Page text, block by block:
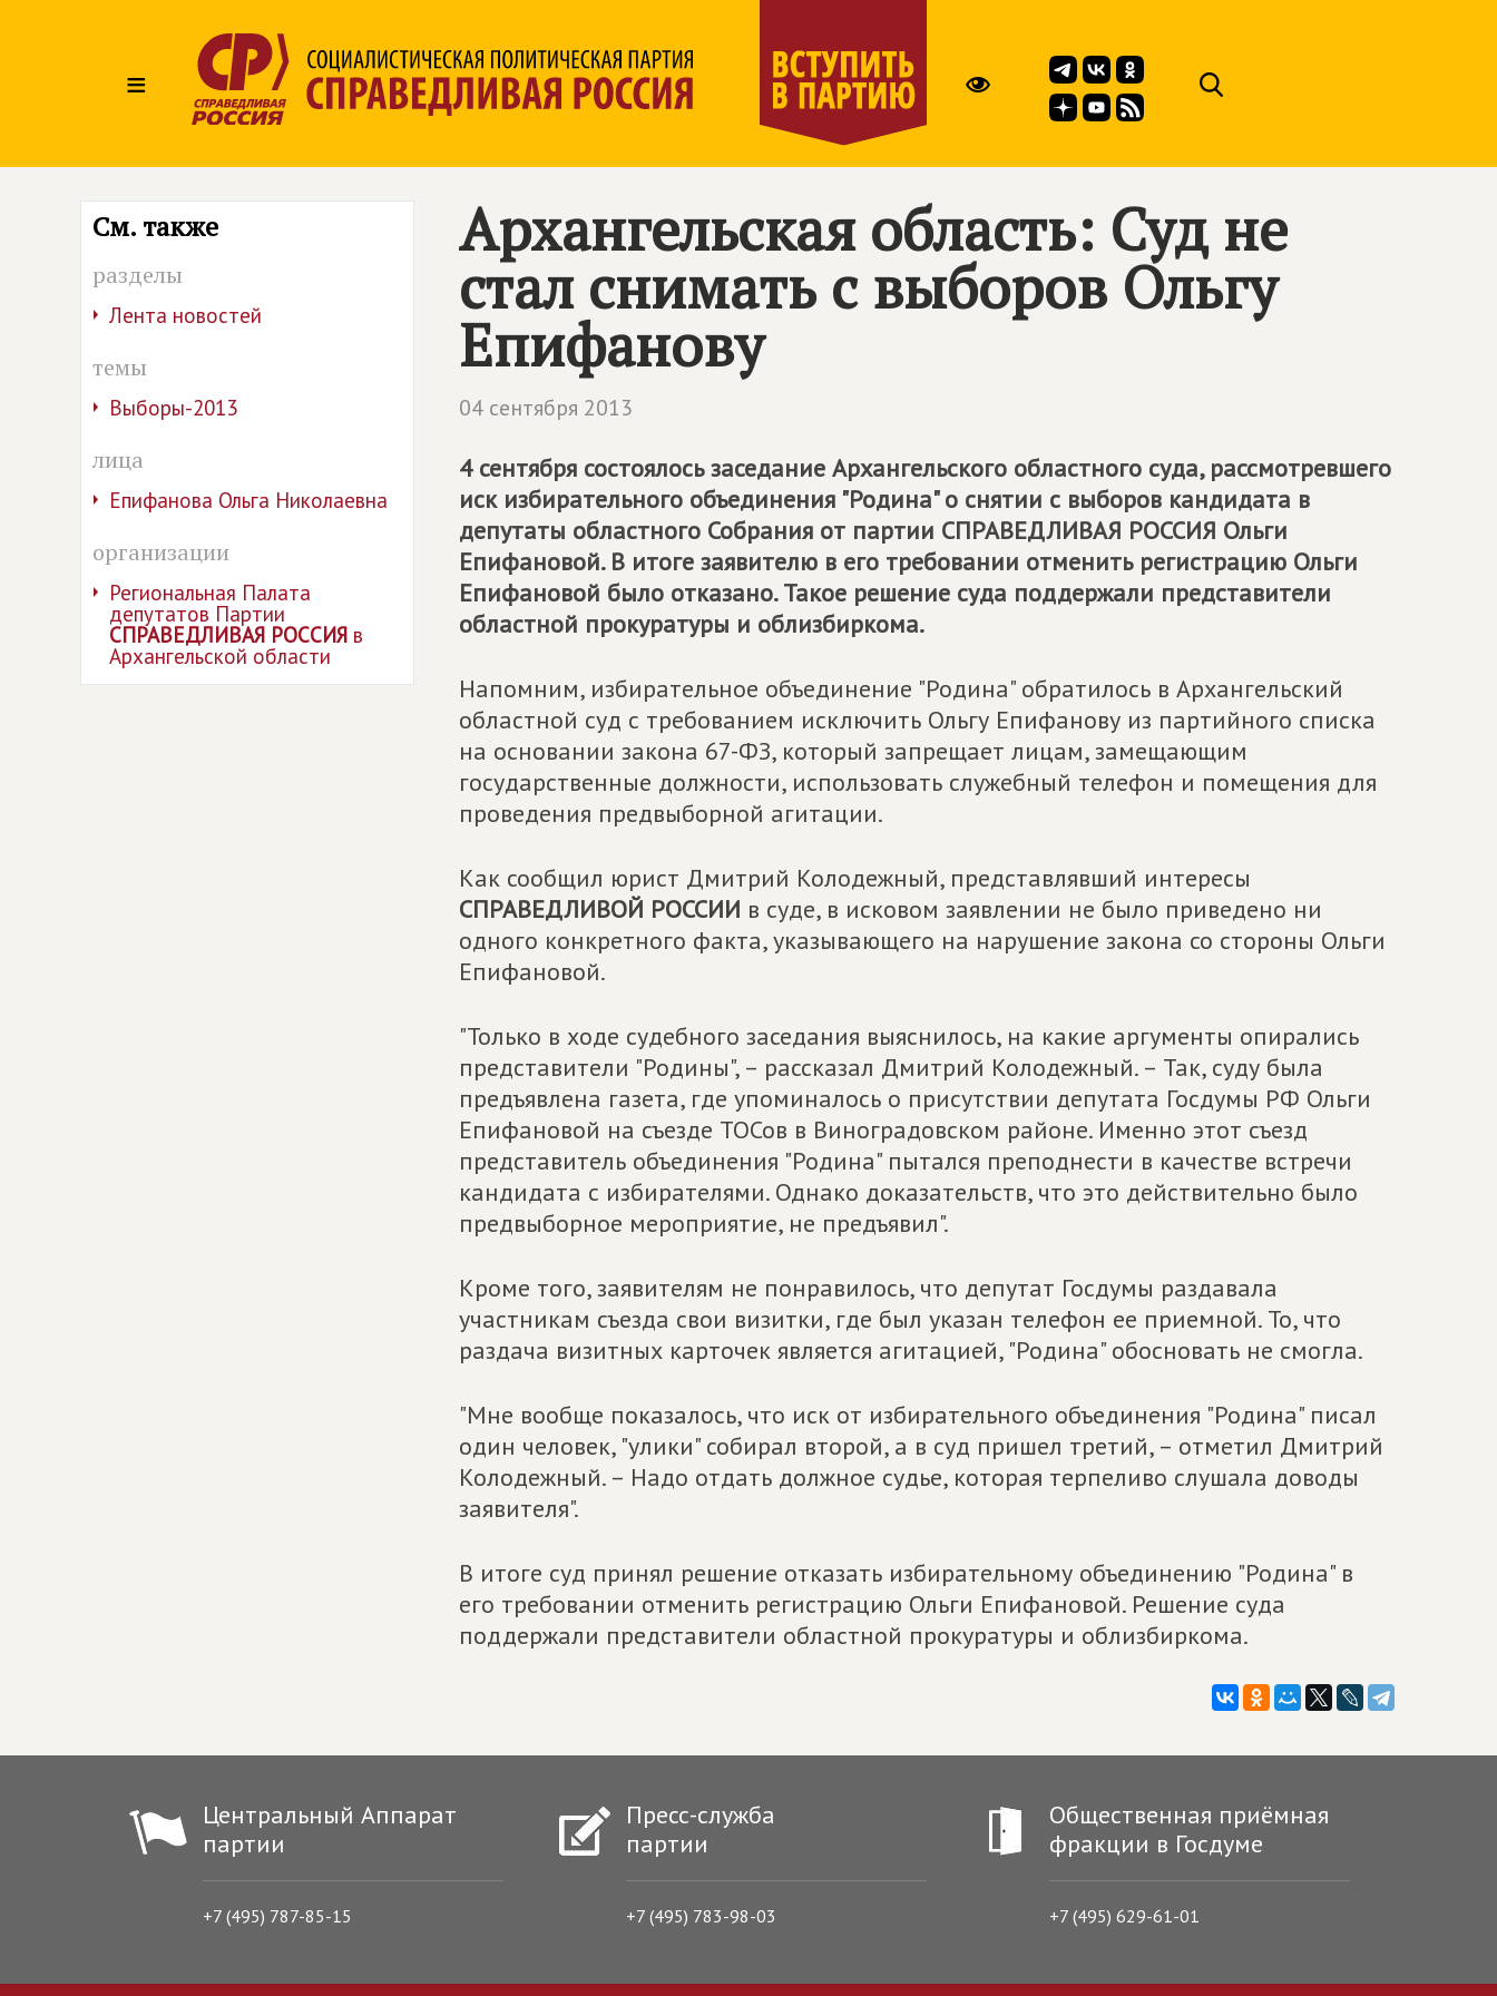
≡
См. также
разделы
Лента новостей
темы
Выборы-2013
лица
Епифанова Ольга Николаевна
организации
Региональная Палата
депутатов Партии
СПРАВЕДЛИВАЯ РОССИЯ в
Архангельской области
Архангельская область: Суд не
стал снимать с выборов Ольгу
Епифанову
04 сентября 2013
4 сентября состоялось заседание Архангельского областного суда, рассмотревшего
иск избирательного объединения "Родина" о снятии с выборов кандидата в
депутаты областного Собрания от партии СПРАВЕДЛИВАЯ РОССИЯ Ольги
Епифановой. В итоге заявителю в его требовании отменить регистрацию Ольги
Епифановой было отказано. Такое решение суда поддержали представители
областной прокуратуры и облизбиркома.
Напомним, избирательное объединение "Родина" обратилось в Архангельский
областной суд с требованием исключить Ольгу Епифанову из партийного списка
на основании закона 67-ФЗ, который запрещает лицам, замещающим
государственные должности, использовать служебный телефон и помещения для
проведения предвыборной агитации.
Как сообщил юрист Дмитрий Колодежный, представлявший интересы
СПРАВЕДЛИВОЙ РОССИИ в суде, в исковом заявлении не было приведено ни
одного конкретного факта, указывающего на нарушение закона со стороны Ольги
Епифановой.
"Только в ходе судебного заседания выяснилось, на какие аргументы опирались
представители "Родины", – рассказал Дмитрий Колодежный. – Так, суду была
предъявлена газета, где упоминалось о присутствии депутата Госдумы РФ Ольги
Епифановой на съезде ТОСов в Виноградовском районе. Именно этот съезд
представитель объединения "Родина" пытался преподнести в качестве встречи
кандидата с избирателями. Однако доказательств, что это действительно было
предвыборное мероприятие, не предъявил".
Кроме того, заявителям не понравилось, что депутат Госдумы раздавала
участникам съезда свои визитки, где был указан телефон ее приемной. То, что
раздача визитных карточек является агитацией, "Родина" обосновать не смогла.
"Мне вообще показалось, что иск от избирательного объединения "Родина" писал
один человек, "улики" собирал второй, а в суд пришел третий, – отметил Дмитрий
Колодежный. – Надо отдать должное судье, которая терпеливо слушала доводы
заявителя".
В итоге суд принял решение отказать избирательному объединению "Родина" в
его требовании отменить регистрацию Ольги Епифановой. Решение суда
поддержали представители областной прокуратуры и облизбиркома.
Центральный Аппарат
партии
+7 (495) 787-85-15
Пресс-служба
партии
+7 (495) 783-98-03
Общественная приёмная
фракции в Госдуме
+7 (495) 629-61-01